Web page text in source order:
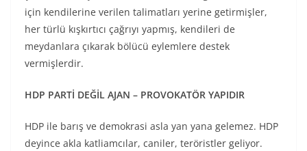
için kendilerine verilen talimatları yerine getirmişler,
her türlü kışkırtıcı çağrıyı yapmış, kendileri de
meydanlara çıkarak bölücü eylemlere destek
vermişlerdir.
HDP PARTİ DEĞİL AJAN – PROVOKATÖR YAPIDIR
HDP ile barış ve demokrasi asla yan yana gelemez. HDP
deyince akla katliamcılar, caniler, teröristler geliyor.